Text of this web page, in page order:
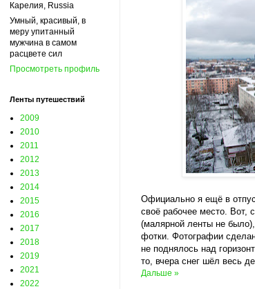
Официально я ещё в
своё рабочее место. Вот,
(малярной ленты не
фотки. Фотографии
не поднялось над
то, вчера снег шёл весь
Дальше »
Карелия, Russia
Умный, красивый, в
меру упитанный
мужчина в самом
расцвете сил
Просмотреть профиль
Ленты путешествий
2009
2010
2011
2012
2013
2014
2015
2016
2017
2018
2019
2021
2022